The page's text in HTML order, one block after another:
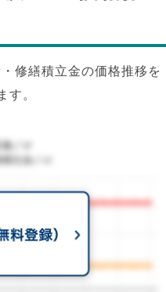
修繕積立金の価格推移を
。
／㎡
立金／㎡